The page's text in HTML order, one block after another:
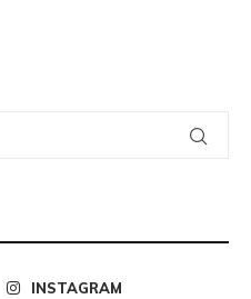
INSTAGRAM